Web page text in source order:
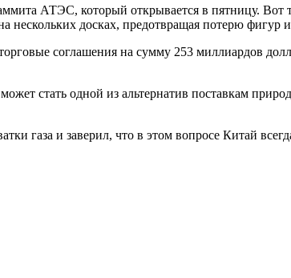
АТЭС, который открывается в пятницу. Вот
нескольких досках, предотвращая потерю фигур
соглашения на сумму 253 миллиардов
стать одной из альтернатив поставкам
газа и заверил, что в этом вопросе Китай